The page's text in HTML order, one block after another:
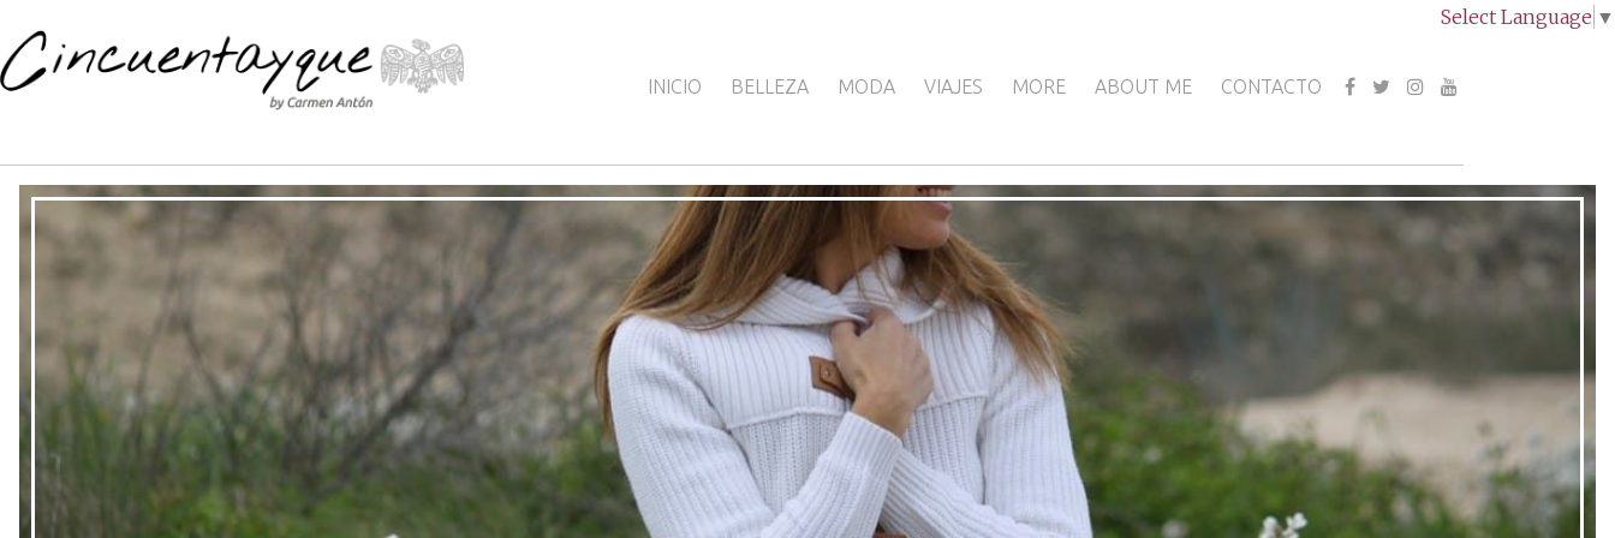
Select Language ▼
INICIO BELLEZA MODA VIAJES MORE ABOUT ME CONTACTO